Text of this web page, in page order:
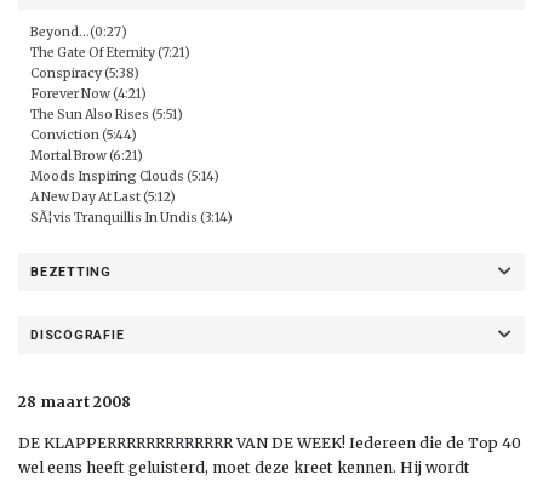
Beyond...(0:27)
The Gate Of Eternity (7:21)
Conspiracy (5:38)
Forever Now (4:21)
The Sun Also Rises (5:51)
Conviction (5:44)
Mortal Brow (6:21)
Moods Inspiring Clouds (5:14)
A New Day At Last (5:12)
SÃ¦vis Tranquillis In Undis (3:14)
BEZETTING
DISCOGRAFIE
28 maart 2008
DE KLAPPERRRRRRRRRRRRR VAN DE WEEK! Iedereen die de Top 40
wel eens heeft geluisterd, moet deze kreet kennen. Hij wordt